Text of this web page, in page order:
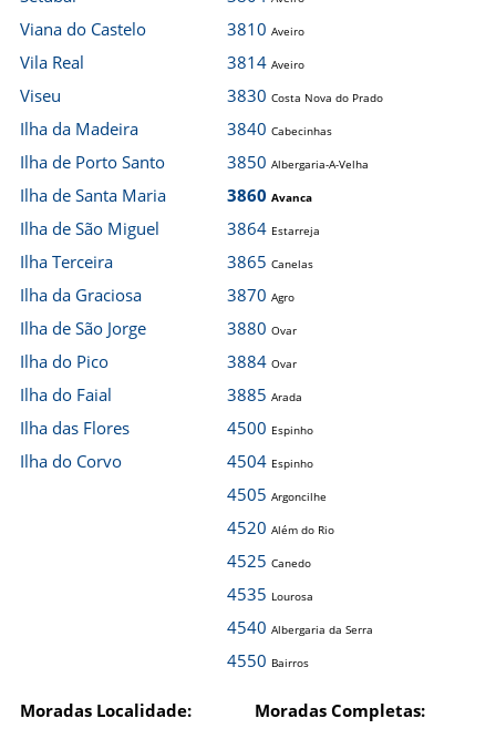
Viana do Castelo
Vila Real
Viseu
Ilha da Madeira
Ilha de Porto Santo
Ilha de Santa Maria
Ilha de São Miguel
Ilha Terceira
Ilha da Graciosa
Ilha de São Jorge
Ilha do Pico
Ilha do Faial
Ilha das Flores
Ilha do Corvo
3810 Aveiro
3814 Aveiro
3830 Costa Nova do Prado
3840 Cabecinhas
3850 Albergaria-A-Velha
3860 Avanca
3864 Estarreja
3865 Canelas
3870 Agro
3880 Ovar
3884 Ovar
3885 Arada
4500 Espinho
4504 Espinho
4505 Argoncilhe
4520 Além do Rio
4525 Canedo
4535 Lourosa
4540 Albergaria da Serra
4550 Bairros
Moradas Localidade: Moradas Completas: